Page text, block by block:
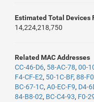
Estimated Total Devices
14,224,218,750
Related MAC Addresses
CC-46-D6, 58-AC-78, 00-
F4-CF-E2, 50-1C-BF, 88-
BC-67-1C, A0-EC-F9, D4-
84-B8-02, BC-C4-93, F0-